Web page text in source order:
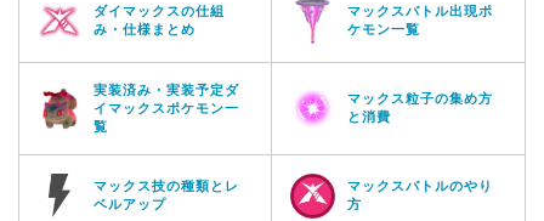
ダイマックスの仕組
み・仕様まとめ
マックスバトル出現ポ
ケモン一覧
実装済み・実装予定ダ
イマックスポケモン一
覧
マックス粒子の集め方
と消費
マックス技の種類とレ
ベルアップ
マックスバトルのやり
方